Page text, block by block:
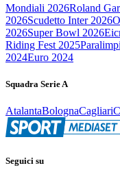
Mondiali 2026Roland
2026Scudetto Inter 2026
2026Super Bowl 2026
Riding Fest 2025
2024Euro 2024
Squadra Serie A
AtalantaBolognaCagliari
Seguici su